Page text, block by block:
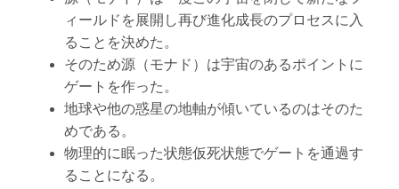
ィールドを展開し再び進化成長のプロセスに入
ることを決めた。
そのため源（モナド）は宇宙のあるポイントに
ゲートを作った。
地球や他の惑星の地軸が傾いているのはそのた
めである。
物理的に眠った状態仮死状態でゲートを通過す
ることになる。